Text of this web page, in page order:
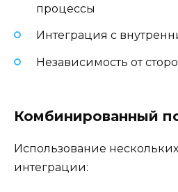
процессы
Интеграция с
Независимость от
Комбинированный
Использование
интеграции: